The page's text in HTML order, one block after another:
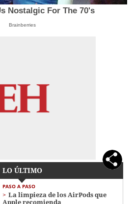
Nostalgic For The 70's
Brainberries
LO ÚLTIMO
PASO A PASO
La limpieza de los AirPods que